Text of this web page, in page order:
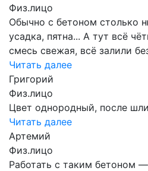
Физ.лицо
Обычно с бетоном столько
усадка, пятна... А тут всё
смесь свежая, всё залили
Читать далее
Григорий
Физ.лицо
Цвет однородный, после
Читать далее
Артемий
Физ.лицо
Работать с таким бетоном